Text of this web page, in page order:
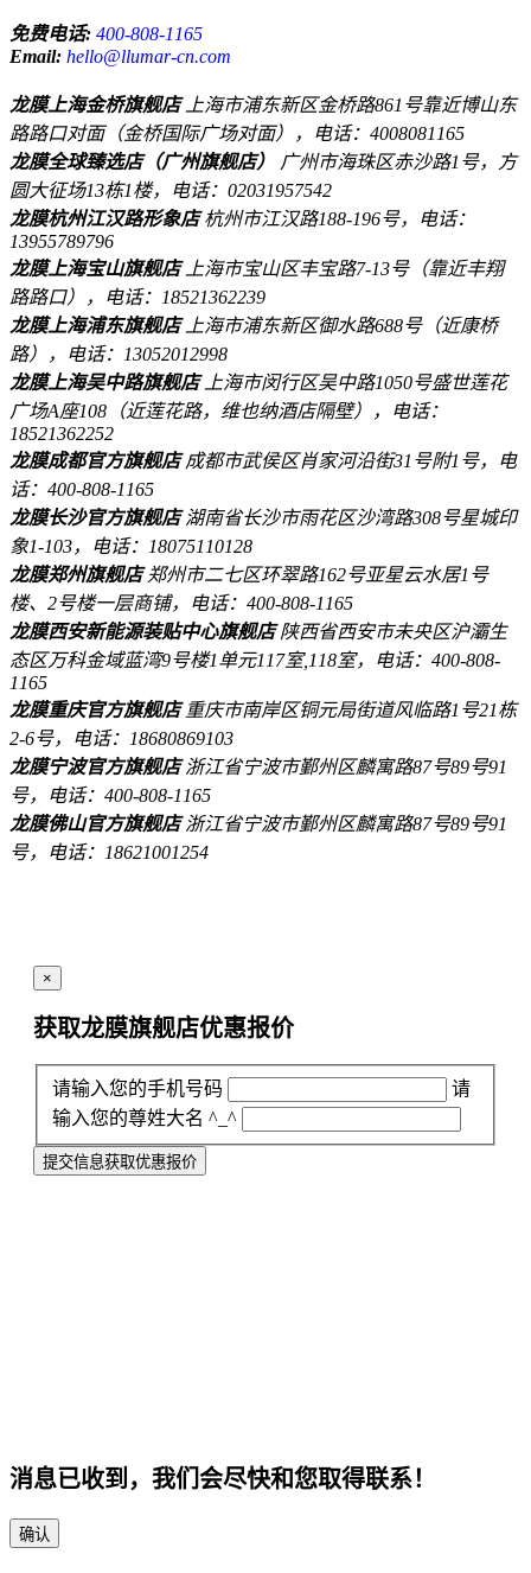
免费电话: 400-808-1165
Email: hello@llumar-cn.com
龙膜上海金桥旗舰店 上海市浦东新区金桥路861号靠近博山东
路路口对面（金桥国际广场对面），电话：4008081165
龙膜全球臻选店（广州旗舰店）
广州市海珠区赤沙路1号，方
圆大征场13栋1楼，电话：02031957542
龙膜杭州江汉路形象店杭州市江汉路188-196号，电话：
13955789796
龙膜上海宝山旗舰店 上海市宝山区丰宝路7-13号（靠近丰翔
路路口），电话：18521362239
龙膜上海浦东旗舰店 上海市浦东新区御水路688号（近康桥
路），电话：13052012998
龙膜上海吴中路旗舰店 上海市闵行区吴中路1050号盛世莲花
广场A座108（近莲花路，维也纳酒店隔壁），电话：
18521362252
龙膜成都官方旗舰店成都市武侯区肖家河沿街31号附1号，电
话：400-808-1165
龙膜长沙官方旗舰店湖南省长沙市雨花区沙湾路308号星城印
象1-103，电话：18075110128
龙膜郑州旗舰店郑州市二七区环翠路162号亚星云水居1号
楼、2号楼一层商铺，电话：400-808-1165
龙膜西安新能源装贴中心旗舰店陕西省西安市未央区沪灞生
态区万科金域蓝湾9号楼1单元117室,118室，电话：400-808-
1165
龙膜重庆官方旗舰店重庆市南岸区铜元局街道风临路1号21栋
2-6号，电话：18680869103
龙膜宁波官方旗舰店浙江省宁波市鄞州区麟寓路87号89号91
号，电话：400-808-1165
龙膜佛山官方旗舰店浙江省宁波市鄞州区麟寓路87号89号91
号，电话：18621001254
×
获取龙膜旗舰店优惠报价
请输入您的手机号码
请
输入您的尊姓大名 ^_^
提交信息获取优惠报价
消息已收到，我们会尽快和您取得联系！
确认